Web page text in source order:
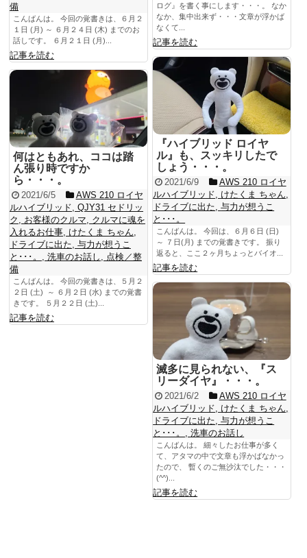
備
こんばんは。 今回の覚書きは、６月２
１日 (月) ～ ６月２４日 (木) までのお
話しです。 ６月２１日 (月)...
記事を読む
ログ』を書く事にします・・・。 なか
なか、集中出来ず・・・文章が浮かば
なくて...
記事を読む
『ハイブリッド ロイヤ
ル』も、スッキリしたで
しょう・・・。
2021/6/9
AWS 210 ロイヤ
ルハイブリッド
けたくま ちゃん
ドライブに出た ,与力が想うこ
と･･･。
こんばんは。 今回は、６月６日 (日)
～ ７日(月) までの覚書きです。 振り
返ると、ここ２ヶ月ちょっとバイオ...
記事を読む
何はともあれ、ココは踏
ん張り時ですか
ら・・・。
2021/6/5
AWS 210 ロイヤ
ルハイブリッド QJY31 セドリッ
ク
お客様のクルマ
クルマに魂を
入れるお仕事 けたくま ちゃん
ドライブに出た 与力が想うこ
と･･･。
洗車のお話し
点検／整
備
こんばんは。 今回の覚書きは、５月２
２日 (土) ～ ６月２日 (水) までの覚書
きです。 ５月２２日 (土)...
記事を読む
滅多に見られない、『ス
リーダイヤ』・・・。
2021/6/2
AWS 210 ロイヤ
ルハイブリッド
けたくま ちゃん
ドライブに出た ,与力が想うこ
と･･･。
,洗車のお話し
こんばんは。 細々したお仕事が多く
て、アタマの中で文章も浮かばなかっ
たので、 暫くのご無沙汰でした・・・
(^^)...
記事を読む